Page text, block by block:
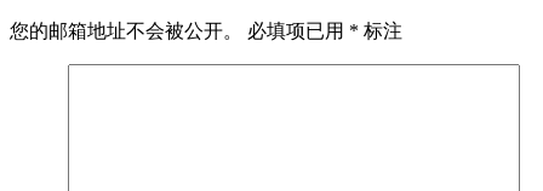
您的邮箱地址不会被公开。 必填项已用 * 标注